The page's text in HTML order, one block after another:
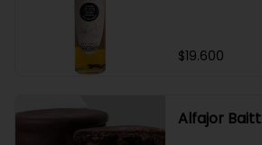
$19.600
Alfajor Baitt